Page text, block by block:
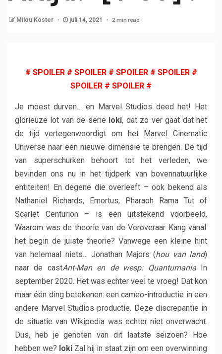
Milou Koster juli 14, 2021 2 min read
# SPOILER # SPOILER # SPOILER # SPOILER #
SPOILER # SPOILER #
Je moest durven… en Marvel Studios deed het! Het
glorieuze lot van de serie loki, dat zo ver gaat dat het
de tijd vertegenwoordigt om het Marvel Cinematic
Universe naar een nieuwe dimensie te brengen. De tijd
van superschurken behoort tot het verleden, we
bevinden ons nu in het tijdperk van bovennatuurlijke
entiteiten! En degene die overleeft – ook bekend als
Nathaniel Richards, Emortus, Pharaoh Rama Tut of
Scarlet Centurion – is een uitstekend voorbeeld.
Waarom was de theorie van de Veroveraar Kang vanaf
het begin de juiste theorie? Vanwege een kleine hint
van helemaal niets… Jonathan Majors (hou van land)
naar de castAnt-Man en de wesp: QuantumaniaIn
september 2020. Het was echter veel te vroeg! Dat kon
maar één ding betekenen: een cameo-introductie in een
andere Marvel Studios-productie. Deze discrepantie in
de situatie van Wikipedia was echter niet onverwacht.
Dus, heb je genoten van dit laatste seizoen? Hoe
hebben we? loki Zal hij in staat zijn om een ​​overwinning